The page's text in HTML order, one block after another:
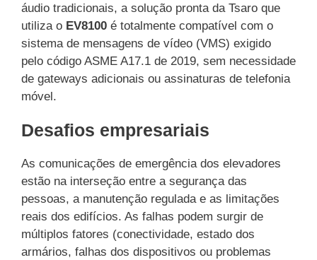
áudio tradicionais, a solução pronta da Tsaro que
utiliza o EV8100 é totalmente compatível com o
sistema de mensagens de vídeo (VMS) exigido
pelo código ASME A17.1 de 2019, sem necessidade
de gateways adicionais ou assinaturas de telefonia
móvel.
Desafios empresariais
As comunicações de emergência dos elevadores
estão na interseção entre a segurança das
pessoas, a manutenção regulada e as limitações
reais dos edifícios. As falhas podem surgir de
múltiplos fatores (conectividade, estado dos
armários, falhas dos dispositivos ou problemas